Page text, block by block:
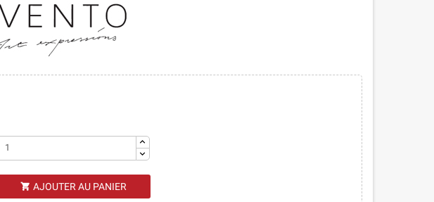
 AJOUTER AU PANIER